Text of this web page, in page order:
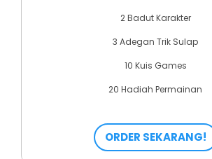
2 Badut Karakter
3 Adegan Trik Sulap
10 Kuis Games
20 Hadiah Permainan
ORDER SEKARANG!